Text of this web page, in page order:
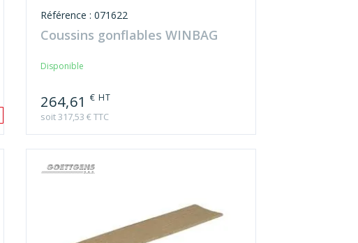
Référence : 071622
Coussins gonflables WINBAG
Disponible
264,61 € HT
soit 317,53 € TTC